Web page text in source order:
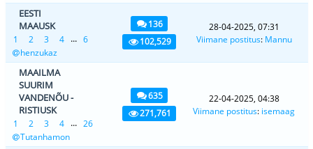
EESTI
MAAUSK
1 2 3 4 ... 6
henzukaz
136
102,529
28-04-2025, 07:31
Viimane postitus: Mannu
MAAILMA
SUURIM
VANDENÕU -
RISTIUSK
1 2 3 4 ... 26
Tutanhamon
635
271,761
22-04-2025, 04:38
Viimane postitus: isemaag